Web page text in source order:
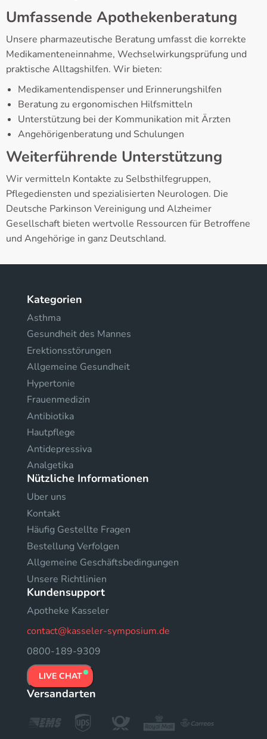
Umfassende Apothekenberatung
Unsere pharmazeutische Beratung umfasst die korrekte
Medikamenteneinnahme, Wechselwirkungsprüfung und
praktische Alltagshilfen. Wir bieten:
Medikamentendispenser und Erinnerungshilfen
Beratung zu ergonomischen Hilfsmitteln
Unterstützung bei der Kommunikation mit Ärzten
Angehörigenberatung und Schulungen
Weiterführende Unterstützung
Wir vermitteln Kontakte zu Selbsthilfegruppen,
Pflegediensten und spezialisierten Neurologen. Die
Deutsche Parkinson Vereinigung und Alzheimer
Gesellschaft bieten wertvolle Ressourcen für Betroffene
und Angehörige in ganz Deutschland.
Kategorien
Asthma
Gesundheit des Mannes
Erektionsstörungen
Allgemeine Gesundheit
Hypertonie
Frauenmedizin
Antibiotika
Hautpflege
Antidepressiva
Analgetika
Nützliche Informationen
Uber uns
Kontakt
Häufig Gestellte Fragen
Bestellung Verfolgen
Allgemeine Geschäftsbedingungen
Unsere Richtlinien
Kundensupport
Apotheke Kasseler
contact@kasseler-symposium.de
0800-189-9309
LIVE CHAT
Versandarten